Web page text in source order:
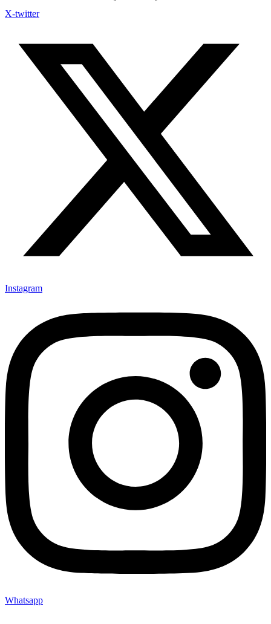
X-twitter
Instagram
Whatsapp